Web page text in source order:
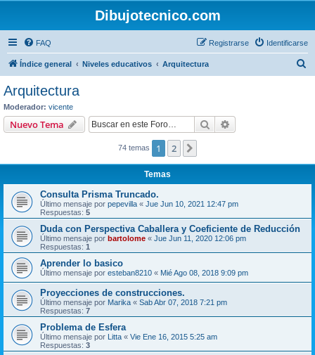
Dibujotecnico.com
FAQ Identificarse
Registrarse
Índice general Niveles educativos Arquitectura
Arquitectura
Moderador: vicente
Nuevo Tema Buscar
74 temas 1 2
Temas
Consulta Prisma Truncado.
Último mensaje por pepevilla « Jue Jun 10, 2021 12:47 pm
Respuestas: 5
Duda con Perspectiva Caballera y Coeficiente de Reducción
Último mensaje por bartolome « Jue Jun 11, 2020 12:06 pm
Respuestas: 1
Aprender lo basico
Último mensaje por esteban8210 « Mié Ago 08, 2018 9:09 pm
Proyecciones de construcciones.
Último mensaje por Marika « Sab Abr 07, 2018 7:21 pm
Respuestas: 7
Problema de Esfera
Último mensaje por Litta « Vie Ene 16, 2015 5:25 am
Respuestas: 3